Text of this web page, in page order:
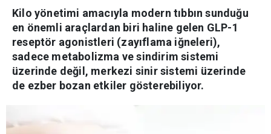
Kilo yönetimi amacıyla modern tıbbın sunduğu
en önemli araçlardan biri haline gelen GLP-1
reseptör agonistleri (zayıflama iğneleri),
sadece metabolizma ve sindirim sistemi
üzerinde değil, merkezi sinir sistemi üzerinde
de ezber bozan etkiler gösterebiliyor.